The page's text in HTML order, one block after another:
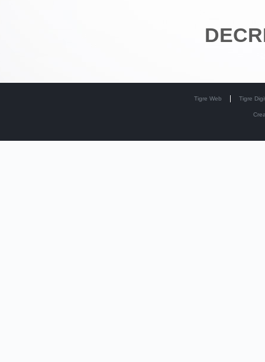
Tigre Web Tigre